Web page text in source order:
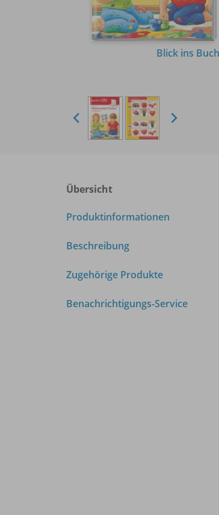
Blick ins Buch
Übersicht
Produktinformationen
Beschreibung
Zugehörige Produkte
Benachrichtigungs-Service